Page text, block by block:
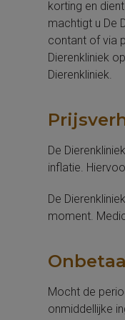
korting en
machtigt u De
contant of via
Dierenkliniek
Dierenkliniek.
De
inflatie.
De
moment.
Mocht de
onmiddellijke